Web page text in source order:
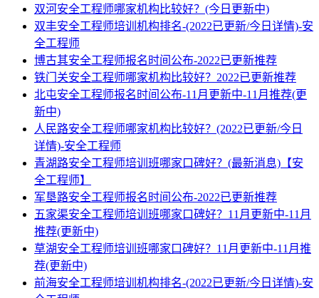
双河安全工程师哪家机构比较好？(今日更新中)
双丰安全工程师培训机构排名-(2022已更新/今日详情)-安
全工程师
博古其安全工程师报名时间公布-2022已更新推荐
铁门关安全工程师哪家机构比较好？2022已更新推荐
北屯安全工程师报名时间公布-11月更新中-11月推荐(更
新中)
人民路安全工程师哪家机构比较好？(2022已更新/今日
详情)-安全工程师
青湖路安全工程师培训班哪家口碑好？(最新消息)【安
全工程师】
军垦路安全工程师报名时间公布-2022已更新推荐
五家渠安全工程师培训班哪家口碑好？11月更新中-11月
推荐(更新中)
草湖安全工程师培训班哪家口碑好？11月更新中-11月推
荐(更新中)
前海安全工程师培训机构排名-(2022已更新/今日详情)-安